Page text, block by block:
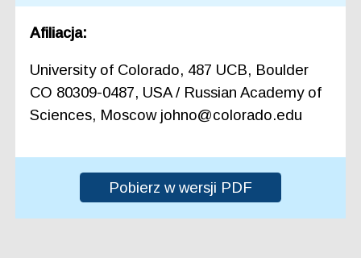
Afiliacja:
University of Colorado, 487 UCB, Boulder
CO 80309-0487, USA / Russian Academy of
Sciences, Moscow johno@colorado.edu
Pobierz w wersji PDF